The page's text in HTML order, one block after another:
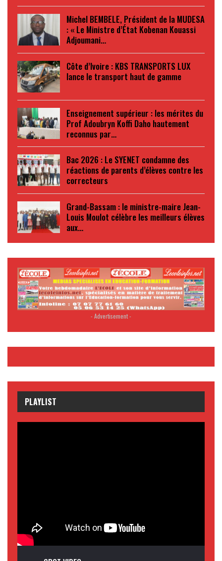
Michel BEMBELE, Président de la MUDESA
: « Le Ministre d’État Kobenan Kouassi
Adjoumani…
Côte d’Ivoire : KBS TRANSPORTS LUX
lance le transport haut de gamme
Enseignement supérieur : les mérites du
Prof Adoubryn Koffi Daho hautement
reconnus par…
Bac 2026 : Le SYENET condamne des
réactions de parents d’élèves contre les
correcteurs
Grand-Bassam : le ministre-maire Jean-
Louis Moulot célèbre les meilleurs élèves
aux…
- Advertisement -
PLAYLIST